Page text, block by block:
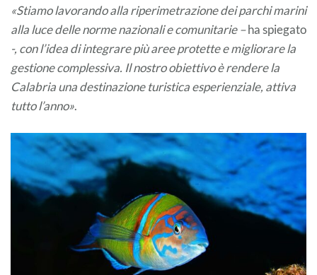
«Stiamo lavorando alla riperimetrazione dei parchi marini
alla luce delle norme nazionali e comunitarie –ha spiegato
-, con l’idea di integrare più aree protette e migliorare la
gestione complessiva. Il nostro obiettivo è rendere la
Calabria una destinazione turistica esperienziale, attiva
tutto l’anno».